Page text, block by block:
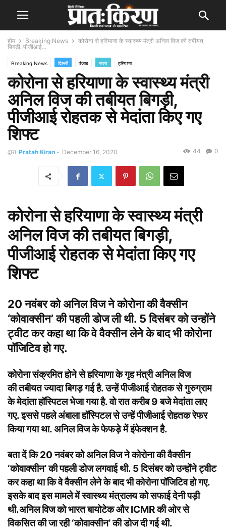
होम Breaking News
कोरोना से हरियाणा के स्वास्थ्य मंत्री अनिल विज की तबीयत
बिगड़ी, पीजीआई...
Breaking News दिल्ली पंजाब राज्य हरियाणा
कोरोना से हरियाणा के स्वास्थ्य मंत्री
अनिल विज की तबीयत बिगड़ी,
पीजीआई रोहतक से मेदांता किए गए
शिफ्ट
द्वारा Pratah Kiran - December 16, 2020 0
44
कोरोना से हरियाणा के स्वास्थ्य मंत्री
अनिल विज की तबीयत बिगड़ी,
पीजीआई रोहतक से मेदांता किए गए
शिफ्ट
20 नवंबर को अनिल विज ने कोरोना की वैक्सीन
‘कोवाक्सीन’ की पहली डोज ली थी. 5 दिसंबर को उन्होंने
ट्वीट कर कहा था कि वे वैक्सीन लेने के बाद भी कोरोना
पॉजिटिव हो गए.
कोरोना संक्रमित होने से हरियाणा के गृह मंत्री अनिल विज
की तबीयत ज्यादा बिगड़ गई है. उन्हें पीजीआई रोहतक से गुरुग्राम
के मेदांता हॉस्पिटल भेजा गया है. वो रात करीब 9 बजे मेदांता लाए
गए. इससे पहले अंबाला हॉस्पिटल से उन्हें पीजीआई रोहतक रेफर
किया गया था. अनिल विज के फेफड़े में इंफेक्शन है.
बता दें कि 20 नवंबर को अनिल विज ने कोरोना की वैक्सीन
‘कोवाक्सीन’ की पहली डोज लगवाई थी. 5 दिसंबर को उन्होंने ट्वीट
कर कहा था कि वे वैक्सीन लेने के बाद भी कोरोना पॉजिटिव हो गए.
इसके बाद इस मामले में स्वास्थ्य मंत्रालय को सफाई देनी पड़ी
थी.अनिल विज कोभारत बायोटेक और ICMR की ओर से
विकसित की जा रही ‘कोवाक्सीन’ की डोज दी गई थी.